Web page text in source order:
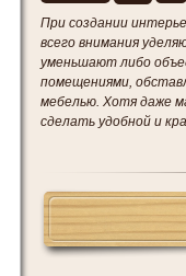
При создании
всего внимания
уменьшают либо
помещениями,
мебелью. Хотя даже
сделать удобной и